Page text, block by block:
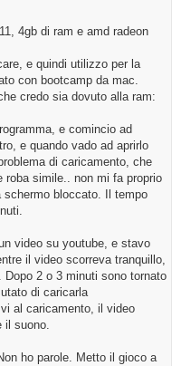
4gb di ram e amd radeon
e quindi utilizzo per la
con bootcamp da mac.
credo sia dovuto alla ram:
e comincio ad
e quando vado ad aprirlo
di caricamento, che
roba simile.. non mi fa proprio
schermo bloccato. Il tempo
video su youtube, e stavo
il video scorreva tranquillo,
Dopo 2 o 3 minuti sono tornato
di caricarla
al caricamento, il video
il suono.
ho parole. Metto il gioco a